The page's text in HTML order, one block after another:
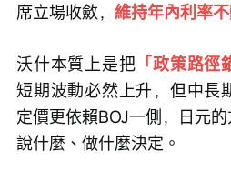
席立場收斂， 維持年內利率
沃什本質上是把 「政策路徑
短期波動必然上升，但中長
定價更依賴BOJ一側，日元
說什麼、做什麼決定。